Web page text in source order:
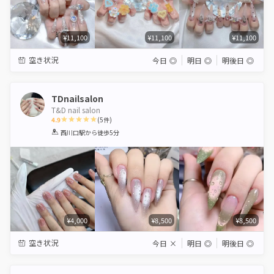
¥11,100 ¥11,100 ¥11,100
空き状況 今日 ◎ 明日 ◎ 明後日 ◎
TDnailsalon
T&D nail salon
4.9
1 2 3 4 5
(5件)
西川口駅から徒歩5分
¥4,000 ¥8,500 ¥8,500
空き状況 今日 × 明日 ◎ 明後日 ◎